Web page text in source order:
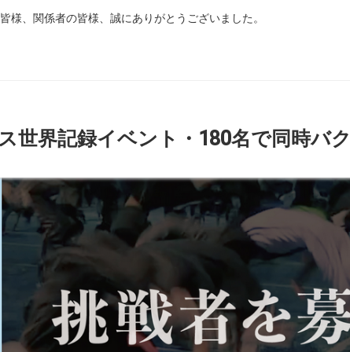
様、関係者の皆様、誠にありがとうございました。
世界記録イベント・180名で同時バ